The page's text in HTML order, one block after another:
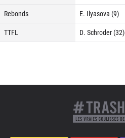
Rebonds
E. Ilyasova (9)
TTFL
D. Schroder (32)